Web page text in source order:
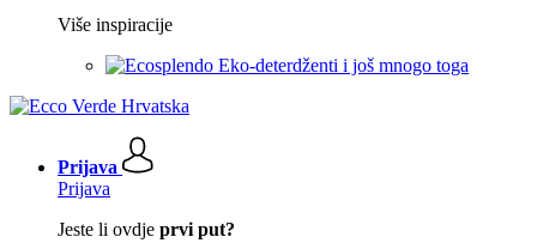
Više inspiracije
Eko-deterdženti i još mnogo toga
Prijava
Prijava
Jeste li ovdje prvi put?